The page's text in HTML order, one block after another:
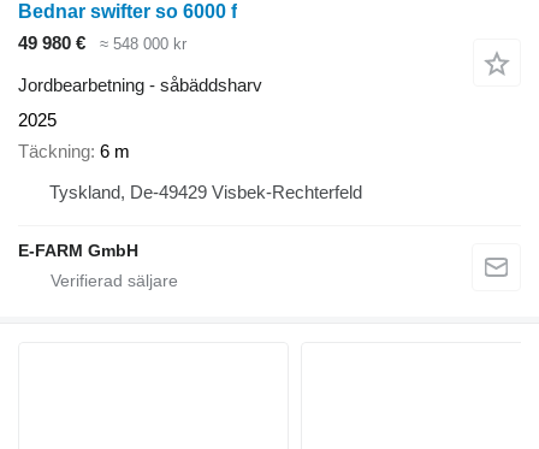
Bednar swifter so 6000 f
49 980 €
≈ 548 000 kr
Jordbearbetning - såbäddsharv
2025
Täckning 6 m
Tyskland, De-49429 Visbek-Rechterfeld
E-FARM GmbH